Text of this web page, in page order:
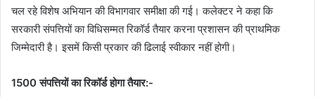
चल रहे विशेष अभियान की विभागवार समीक्षा की गई। कलेक्टर ने कहा कि
सरकारी संपत्तियों का विधिसम्मत रिकॉर्ड तैयार करना प्रशासन की प्राथमिक
जिम्मेदारी है। इसमें किसी प्रकार की ढिलाई स्वीकार नहीं होगी।
1500 संपत्तियों का रिकॉर्ड होगा तैयार:-